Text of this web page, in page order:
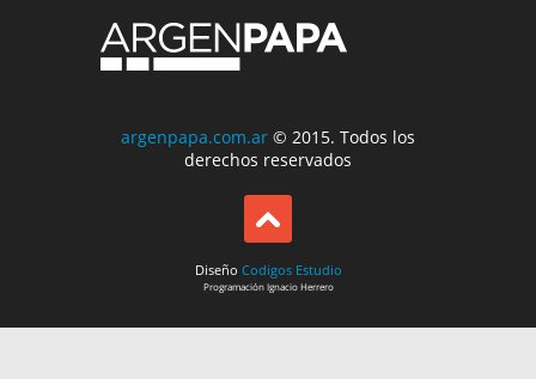
argenpapa.com.ar © 2015. Todos los
derechos reservados
Diseño Codigos Estudio
ProgramaciónIgnacio Herrero